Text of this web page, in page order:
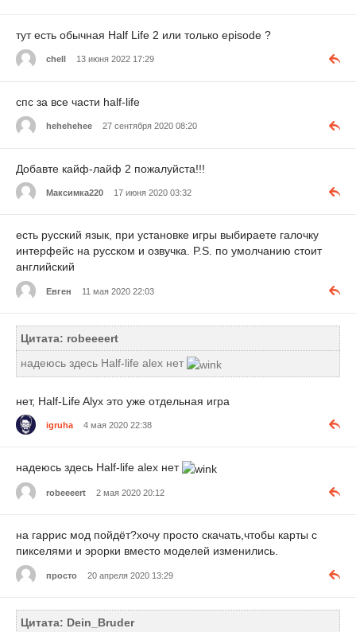
тут есть обычная Half Life 2 или только episode ?
chell 13 июня 2022 17:29
спс за все части half-life
hehehehee 27 сентября 2020 08:20
Добавте кайф-лайф 2 пожалуйста!!!
Максимка220 17 июня 2020 03:32
есть русский язык, при установке игры выбираете галочку
интерфейс на русском и озвучка. P.S. по умолчанию стоит
английский
Евген 11 мая 2020 22:03
Цитата: robeeeert
надеюсь здесь Half-life alex нет
нет, Half-Life Alyx это уже отдельная игра
igruha 4 мая 2020 22:38
надеюсь здесь Half-life alex нет
robeeeert 2 мая 2020 20:12
на гаррис мод пойдёт?хочу просто скачать,чтобы карты с
пикселями и эрорки вместо моделей изменились.
просто 20 апреля 2020 13:29
Цитата: Dein_Bruder